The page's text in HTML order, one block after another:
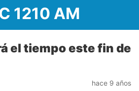
1210 AM
el tiempo este fin de
hace 9 años